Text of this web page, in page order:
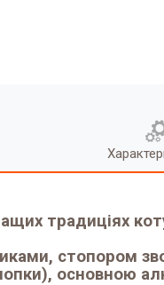
традиціях
стопором
основною